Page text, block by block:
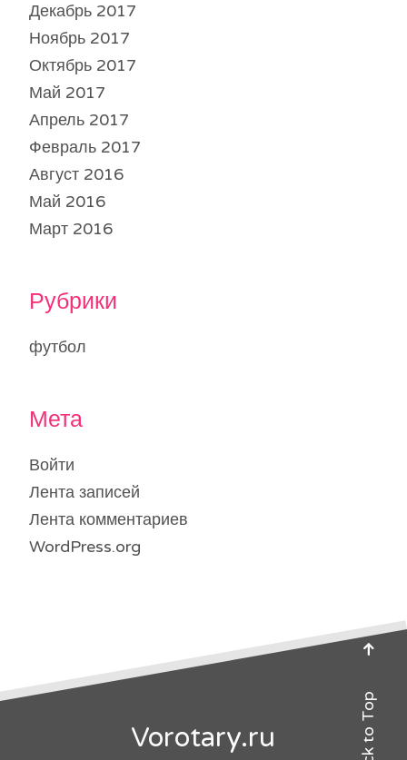
Декабрь 2017
Ноябрь 2017
Октябрь 2017
Май 2017
Апрель 2017
Февраль 2017
Август 2016
Май 2016
Март 2016
Рубрики
футбол
Мета
Войти
Лента записей
Лента комментариев
WordPress.org
Vorotary.ru Back to Top